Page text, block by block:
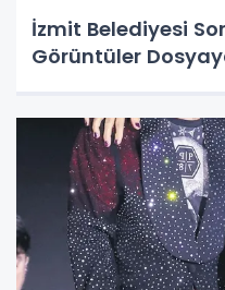
İzmit Belediyesi
Görüntüler